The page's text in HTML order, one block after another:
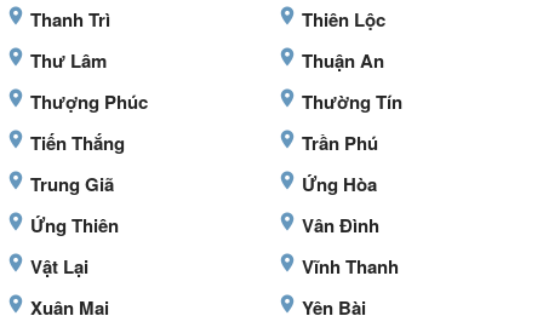
Thanh Trì
Thiên Lộc
Thư Lâm
Thuận An
Thượng Phúc
Thường Tín
Tiến Thắng
Trần Phú
Trung Giã
Ứng Hòa
Ứng Thiên
Vân Đình
Vật Lại
Vĩnh Thanh
Xuân Mai
Yên Bài